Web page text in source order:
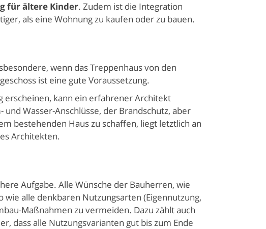
für ältere Kinder. Zudem ist die Integration
als eine Wohnung zu kaufen oder zu bauen.
wenn das Treppenhaus von den
ist eine gute Voraussetzung.
erscheinen, kann ein erfahrener Architekt
Wasser-Anschlüsse, der Brandschutz, aber
bestehenden Haus zu schaffen, liegt letztlich an
Architekten.
Aufgabe. Alle Wünsche der Bauherren, wie
alle denkbaren Nutzungsarten (Eigennutzung,
Maßnahmen zu vermeiden. Dazu zählt auch
dass alle Nutzungsvarianten gut bis zum Ende